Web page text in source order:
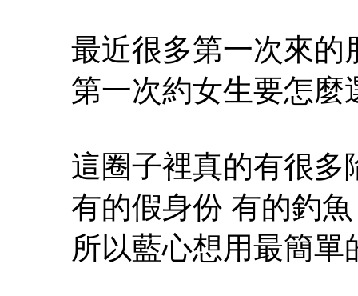
最近很多第一次來的
第一次約女生要怎麼
這圈子裡真的有很多
有的假身份 有的釣
所以藍心想用最簡